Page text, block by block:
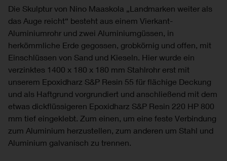
Die Skulptur von Nino Maaskola „Landmarken weiter als
das Auge reicht“ besteht aus einem Vierkant-
Aluminiumrohr und zwei Aluminiumgüssen, in
herkömmliche Erde gegossen, grobkörnig und offen, mit
Einschlüssen von Sand und Kieseln. Hier wurde ein
verzinktes 1400 x 180 x 180 mm Stahlrohr erst mit
unserem Epoxidharz S&P Resin 55 für flächige Deckung
und als Haftgrund vorgrundiert und anschließend mit dem
etwas dickflüssigeren Epoxidharz S&P Resin 220 HP 800
mm tief eingeklebt. Zum einen, um eine feste Verbindung
zum Aluminium herzustellen, zum anderen um Stahl und
Aluminium galvanisch zu trennen.